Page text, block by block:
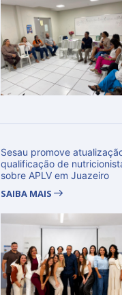
Sesau promove
qualificação de
sobre APLV em Juazeiro
SAIBA MAIS